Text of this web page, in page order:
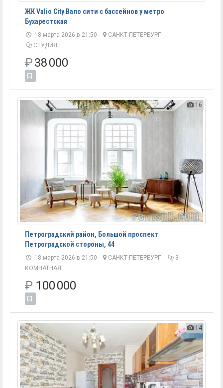
ЖК Valio City Вало сити с бассейнов у метро
Бухарестская
18 марта 2026 в 21:50 - САНКТ-ПЕТЕРБУРГ -
СТУДИЯ
₽38 000
16
Петроградский район, Большой проспект
Петроградской стороны, 44
18 марта 2026 в 21:50 - САНКТ-ПЕТЕРБУРГ -
3-
КОМНАТНАЯ
₽ 100 000
14